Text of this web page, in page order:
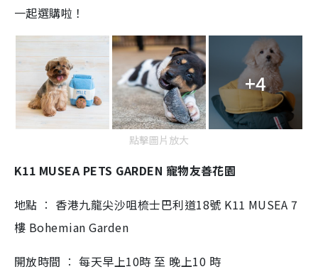
n
g
T
一起選購啦！
+4
點擊圖片放大
K11 MUSEA PETS GARDEN 寵物友善花園
地點 ∶ 香港九龍尖沙咀梳士巴利道18號 K11 MUSEA 7
樓 Bohemian Garden
開放時間 ∶ 每天早上10時 至 晚上10 時